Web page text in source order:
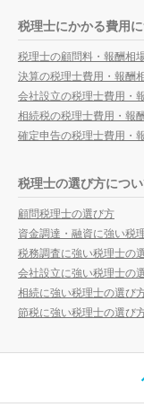
税理士にかかる費用
税理士の顧問料・報酬相
決算の税理士費用・報酬
会社設立の税理士費用・
相続税の税理士費用・報
確定申告の税理士費用・
税理士の選び方につ
顧問税理士の選び方
資金調達・融資に強い税
税務調査に強い税理士の
会社設立に強い税理士の
相続に強い税理士の選び
節税に強い税理士の選び